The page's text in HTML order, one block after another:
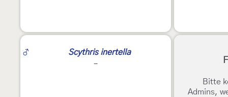
♂
Scythris inertella
-
Bitte
Admins,